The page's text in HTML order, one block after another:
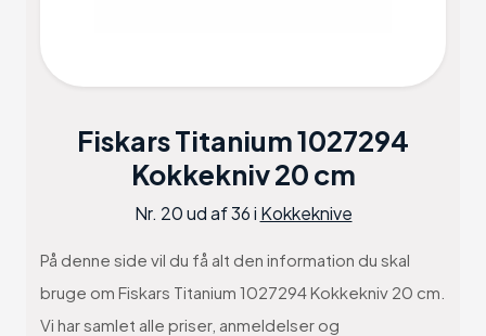
Fiskars Titanium 1027294
Kokkekniv 20 cm
Nr. 20 ud af 36 i Kokkeknive
På denne side vil du få alt den information du skal
bruge om Fiskars Titanium 1027294 Kokkekniv 20 cm.
Vi har samlet alle priser, anmeldelser og